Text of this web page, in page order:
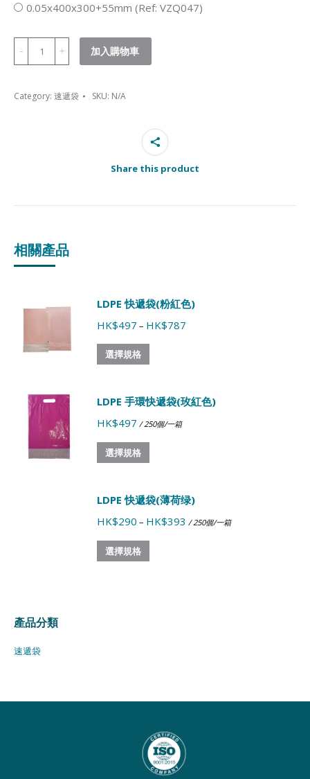
0.05x400x300+55mm (Ref: VZQ047)
快
袋
加入購物車
Category: 速遞袋 SKU: N/A
Share this product
相關產品
LDPE 快遞袋(粉紅色)
HK$497 – HK$787
選擇規格
LDPE 手環快遞袋(玫紅色)
HK$497 / 250個/一箱
選擇規格
LDPE 快遞袋(薄荷绿)
HK$290 – HK$393 / 250個/一箱
選擇規格
產品分類
速遞袋